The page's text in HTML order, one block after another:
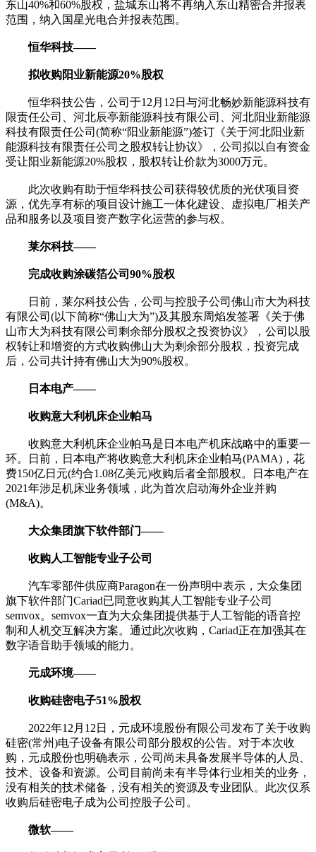
东山40%和60%股权，盐城东山将不再纳入东山精密合并报表
范围，纳入国星光电合并报表范围。
恒华科技——
拟收购阳业新能源20%股权
恒华科技公告，公司于12月12日与河北畅妙新能源科技有
限责任公司、河北辰亭新能源科技有限公司、河北阳业新能源
科技有限责任公司(简称“阳业新能源”)签订《关于河北阳业新
能源科技有限责任公司之股权转让协议》，公司拟以自有资金
受让阳业新能源20%股权，股权转让价款为3000万元。
此次收购有助于恒华科技公司获得较优质的光伏项目资
源，优先享有标的项目设计施工一体化建设、虚拟电厂相关产
品和服务以及项目资产数字化运营的参与权。
莱尔科技——
完成收购涂碳箔公司90%股权
日前，莱尔科技公告，公司与控股子公司佛山市大为科技
有限公司(以下简称“佛山大为”)及其股东周焰发签署《关于佛
山市大为科技有限公司剩余部分股权之投资协议》，公司以股
权转让和增资的方式收购佛山大为剩余部分股权，投资完成
后，公司共计持有佛山大为90%股权。
日本电产——
收购意大利机床企业帕马
收购意大利机床企业帕马是日本电产机床战略中的重要一
环。日前，日本电产将收购意大利机床企业帕马(PAMA)，花
费150亿日元(约合1.08亿美元)收购后者全部股权。日本电产在
2021年涉足机床业务领域，此为首次启动海外企业并购
(M&A)。
大众集团旗下软件部门——
收购人工智能专业子公司
汽车零部件供应商Paragon在一份声明中表示，大众集团
旗下软件部门Cariad已同意收购其人工智能专业子公司
semvox。semvox一直为大众集团提供基于人工智能的语音控
制和人机交互解决方案。通过此次收购，Cariad正在加强其在
数字语音助手领域的能力。
元成环境——
收购硅密电子51%股权
2022年12月12日，元成环境股份有限公司发布了关于收购
硅密(常州)电子设备有限公司部分股权的公告。对于本次收
购，元成股份也明确表示，公司尚未具备发展半导体的人员、
技术、设备和资源。公司目前尚未有半导体行业相关的业务，
没有相关的技术储备，没有相关的资源及专业团队。此次仅系
收购后硅密电子成为公司控股子公司。
微软——